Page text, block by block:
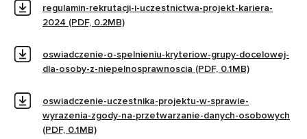
regulamin-rekrutacji-i-uczestnictwa-projekt-kariera-
2024 (PDF, 0.2MB)
oswiadczenie-o-spelnieniu-kryteriow-grupy-docelowej-
dla-osoby-z-niepelnosprawnoscia (PDF, 0.1MB)
oswiadczenie-uczestnika-projektu-w-sprawie-
wyrazenia-zgody-na-przetwarzanie-danych-osobowych
(PDF, 0.1MB)